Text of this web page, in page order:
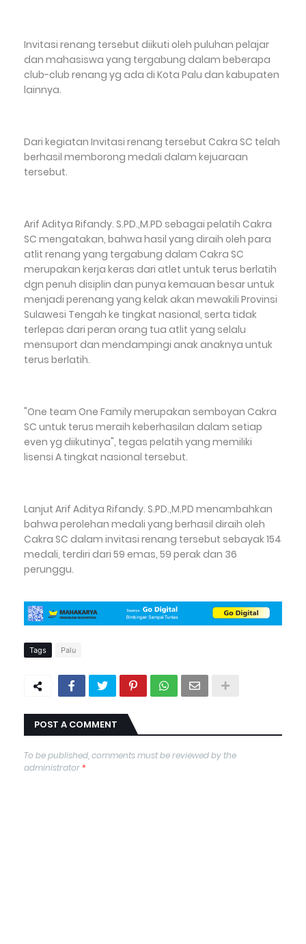
Invitasi renang tersebut diikuti oleh puluhan pelajar
dan mahasiswa yang tergabung dalam beberapa
club-club renang yg ada di Kota Palu dan kabupaten
lainnya.
Dari kegiatan Invitasi renang tersebut Cakra SC telah
berhasil memborong medali dalam kejuaraan
tersebut.
Arif Aditya Rifandy. S.PD.,M.PD sebagai pelatih Cakra
SC mengatakan, bahwa hasil yang diraih oleh para
atlit renang yang tergabung dalam Cakra SC
merupakan kerja keras dari atlet untuk terus berlatih
dgn penuh disiplin dan punya kemauan besar untuk
menjadi perenang yang kelak akan mewakili Provinsi
Sulawesi Tengah ke tingkat nasional, serta tidak
terlepas dari peran orang tua atlit yang selalu
mensuport dan mendampingi anak anaknya untuk
terus berlatih.
"One team One Family merupakan semboyan Cakra
SC untuk terus meraih keberhasilan dalam setiap
even yg diikutinya", tegas pelatih yang memiliki
lisensi A tingkat nasional tersebut.
Lanjut Arif Aditya Rifandy. S.PD.,M.PD menambahkan
bahwa perolehan medali yang berhasil diraih oleh
Cakra SC dalam invitasi renang tersebut sebayak 154
medali, terdiri dari 59 emas, 59 perak dan 36
perunggu.
Tags Palu
POST A COMMENT
To be published, comments must be reviewed by the
administrator*